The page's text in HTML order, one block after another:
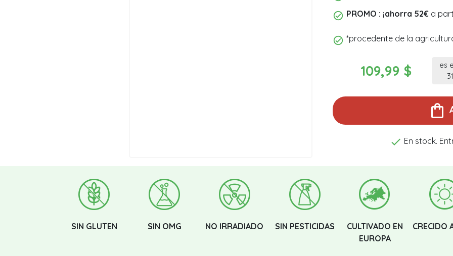
PROMO : ¡ahorra 52€ a
*procedente de la
109,99 $
es
shopping_bag
 En stock.
SIN GLUTEN SIN OMG NO IRRADIADO SIN PESTICIDAS
CULTIVADO EN
EUROPA
CRECIDO